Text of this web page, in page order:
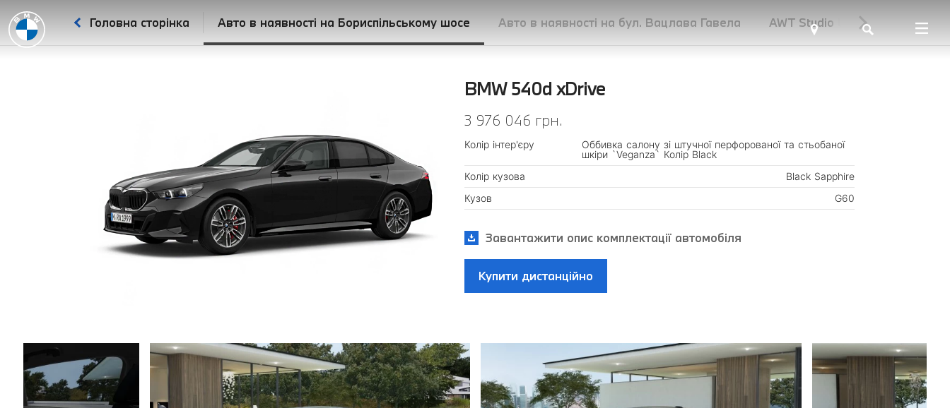
Головна сторінка Авто в наявності на Бориспільському шосе Авто в наявності на бул. Вацлава Гавела AWT Studio UNIT.City
BMW 540d xDrive
3 976 046 грн.
Колір інтер'єру
Оббивка салону зі штучної перфорованої та стьобаної
шкіри `Veganza` Колір Black
Колір кузова
Black Sapphire
Кузов
G60
Завантажити опис комплектації автомобіля
Купити дистанційно